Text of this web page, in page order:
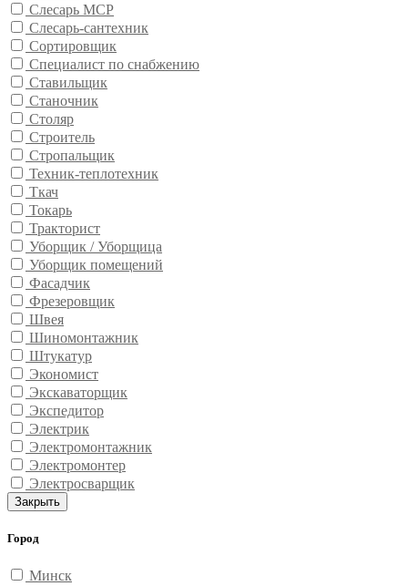
Слесарь МСР
Слесарь-сантехник
Сортировщик
Специалист по снабжению
Ставильщик
Станочник
Столяр
Строитель
Стропальщик
Техник-теплотехник
Ткач
Токарь
Тракторист
Уборщик / Уборщица
Уборщик помещений
Фасадчик
Фрезеровщик
Швея
Шиномонтажник
Штукатур
Экономист
Экскаваторщик
Экспедитор
Электрик
Электромонтажник
Электромонтер
Электросварщик
Закрыть
Город
Минск